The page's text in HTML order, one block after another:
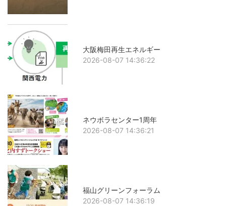
大阪梅田再生エネルギー
2026-08-07 14:36:22
ネウボラセンター1周年
2026-08-07 14:36:21
福山グリーンフォーラム
2026-08-07 14:36:19